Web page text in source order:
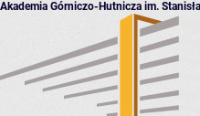
Akademia Górniczo-Hutnicza im.